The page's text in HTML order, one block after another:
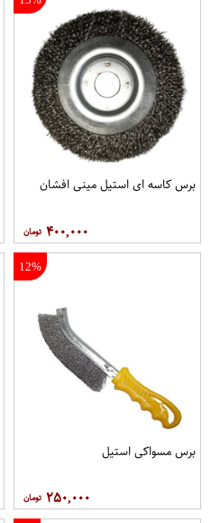
برس کاسه ای استیل مینی افشان
۴۰۰,۰۰۰
12%
برس مسواکی استیل
۲۵۰,۰۰۰